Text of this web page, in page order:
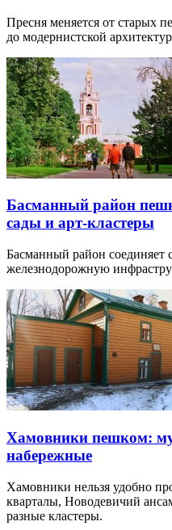
Пресня меняется от старых
до модернистской
Басманный район
сады и арт-кластеры
Басманный район соединяет
железнодорожную
Хамовники пешком:
набережные
Хамовники нельзя удобно
кварталы, Новодевичий
разные кластеры.